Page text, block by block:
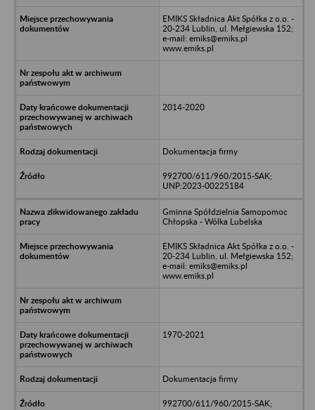
EMIKS Składnica Akt Spółka z o.o. -
20-234 Lublin, ul. Mełgiewska 152;
e-mail: emiks@emiks.pl
www.emiks.pl
2014-2020
Dokumentacja firmy
992700/611/960/2015-SAK;
UNP:2023-00225184
Gminna Spółdzielnia Samopomoc
Chłopska - Wólka Lubelska
EMIKS Składnica Akt Spółka z o.o. -
20-234 Lublin, ul. Mełgiewska 152;
e-mail: emiks@emiks.pl
www.emiks.pl
1970-2021
Dokumentacja firmy
992700/611/960/2015-SAK;